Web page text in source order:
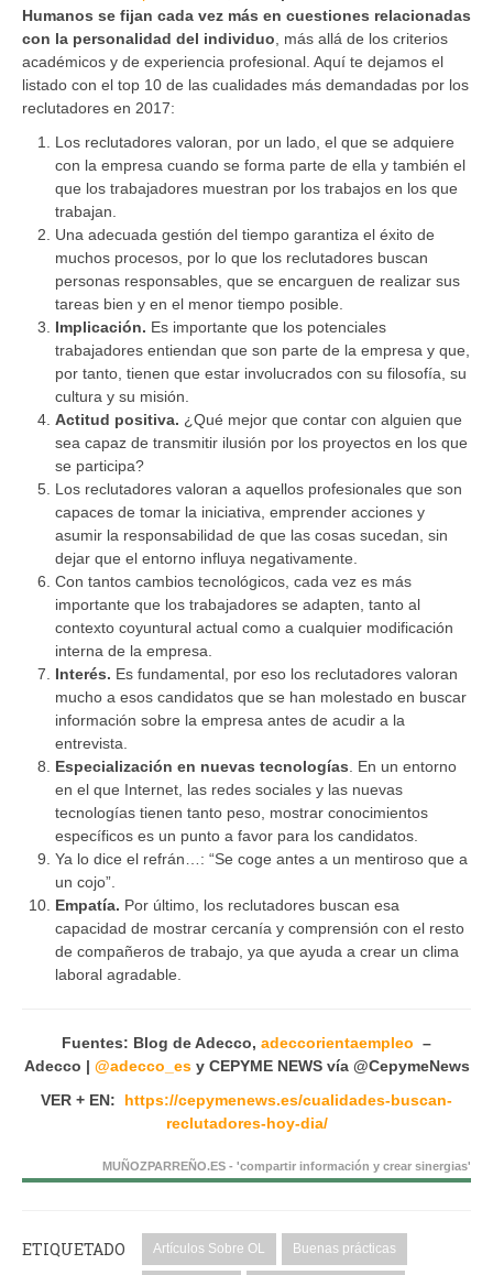
Humanos se fijan cada vez más en cuestiones relacionadas
con la personalidad del individuo , más allá de los criterios
académicos y de experiencia profesional. Aquí te dejamos el
listado con el top 10 de las cualidades más demandadas por los
reclutadores en 2017:
Los reclutadores valoran, por un lado, el que se adquiere
con la empresa cuando se forma parte de ella y también el
que los trabajadores muestran por los trabajos en los que
trabajan.
Una adecuada gestión del tiempo garantiza el éxito de
muchos procesos, por lo que los reclutadores buscan
personas responsables, que se encarguen de realizar sus
tareas bien y en el menor tiempo posible.
Implicación. Es importante que los potenciales
trabajadores entiendan que son parte de la empresa y que,
por tanto, tienen que estar involucrados con su filosofía, su
cultura y su misión.
Actitud positiva. ¿Qué mejor que contar con alguien que
sea capaz de transmitir ilusión por los proyectos en los que
se participa?
Los reclutadores valoran a aquellos profesionales que son
capaces de tomar la iniciativa, emprender acciones y
asumir la responsabilidad de que las cosas sucedan, sin
dejar que el entorno influya negativamente.
Con tantos cambios tecnológicos, cada vez es más
importante que los trabajadores se adapten, tanto al
contexto coyuntural actual como a cualquier modificación
interna de la empresa.
Interés. Es fundamental, por eso los reclutadores valoran
mucho a esos candidatos que se han molestado en buscar
información sobre la empresa antes de acudir a la
entrevista.
Especialización en nuevas tecnologías . En un entorno
en el que Internet, las redes sociales y las nuevas
tecnologías tienen tanto peso, mostrar conocimientos
específicos es un punto a favor para los candidatos.
Ya lo dice el refrán…: “Se coge antes a un mentiroso que a
un cojo”.
Empatía. Por último, los reclutadores buscan esa
capacidad de mostrar cercanía y comprensión con el resto
de compañeros de trabajo, ya que ayuda a crear un clima
laboral agradable.
Fuentes: Blog de Adecco, adeccorientaempleo –
Adecco | @adecco_esy CEPYME NEWS vía @CepymeNews
VER + EN: https://cepymenews.es/cualidades-buscan-
reclutadores-hoy-dia/
MUÑOZPARREÑO.ES - 'compartir información y crear sinergias'
ETIQUETADO Artículos Sobre OL Buenas prácticas